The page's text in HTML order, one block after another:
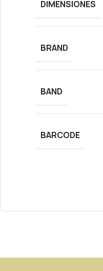
DIMENSIONES
BRAND
BAND
BARCODE